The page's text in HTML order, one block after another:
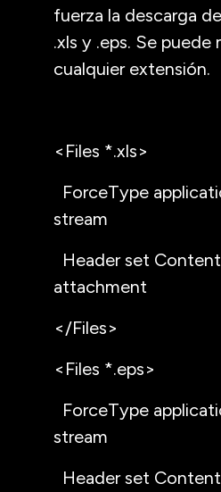
fuerza la descarga
.xls y .eps. Se puede
cualquier extensión.
<Files *.xls>
ForceType
stream
Header set
attachment
</Files>
<Files *.eps>
ForceType
stream
Header set